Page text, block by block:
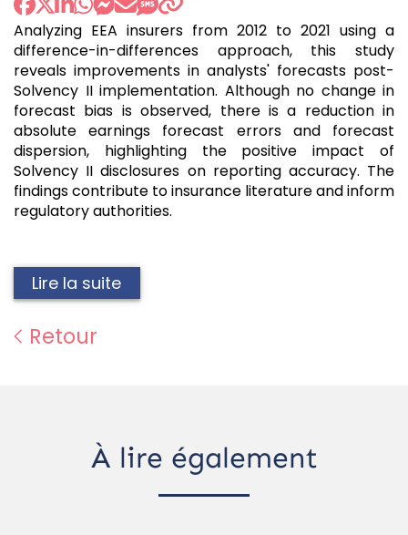
Analyzing EEA insurers from 2012 to 2021 using a
difference-in-differences approach, this study
reveals improvements in analysts' forecasts post-
Solvency II implementation. Although no change in
forecast bias is observed, there is a reduction in
absolute earnings forecast errors and forecast
dispersion, highlighting the positive impact of
Solvency II disclosures on reporting accuracy. The
findings contribute to insurance literature and inform
regulatory authorities.
Lire la suite
Retour
À lire également